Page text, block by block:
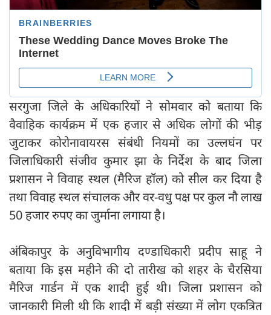
सरगुजा जिले के अधिकारियों ने सोमवार को बताया कि
वैवाहिक कार्यक्रम में एक हजार से अधिक लोगों की भीड़
जुटाकर कोरोनावायरस संबंधी नियमों का उल्लघंन पर
जिलाधिकारी संजीव कुमार झा के निर्देश के बाद जिला
प्रशासन ने विवाह स्थल (मैरिज हॉल) को सील कर दिया है
तथा विवाह स्थल संचालक और वर-वधु पक्ष पर कुल नौ लाख
50 हजार रुपए का जुर्माना लगाया है।
अंबिकापुर के अनुविभागीय दण्डाधिकारी प्रदीप साहू ने
बताया कि इस महीने की दो तारीख को शहर के चैरसिया
मैरिज गार्डन में एक शादी हुई थी। जिला प्रशासन को
जानकारी मिली थी कि शादी में बड़ी संख्या में लोग एकत्रित